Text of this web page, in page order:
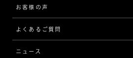
[フォルムから選ぶ]
ストレート
ウェーブ
ピアス/イヤリング
ブレスレット
企業の取り組み
アフターサービス
MESSAGE IN DIAMOND
品質保証
お客様の声
よくあるご質問
ニュース